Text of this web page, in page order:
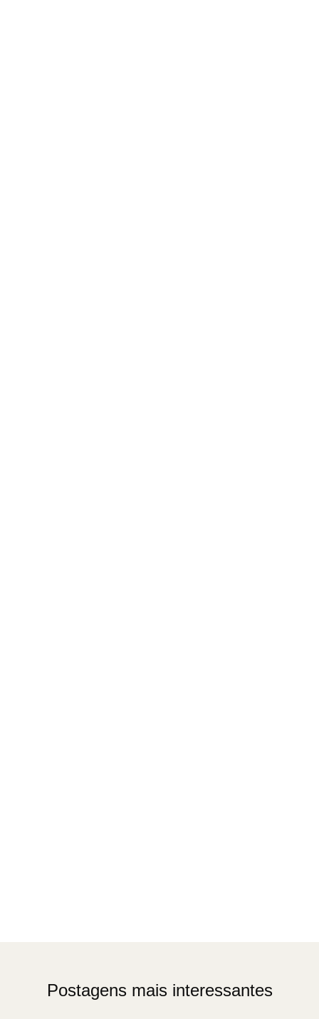
Postagens mais interessantes